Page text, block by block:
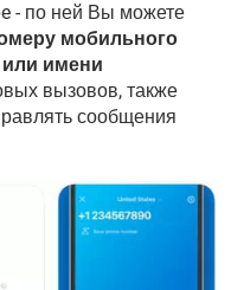
- по ней Вы можете
мобильного
или имени
вызовов, также
сообщения